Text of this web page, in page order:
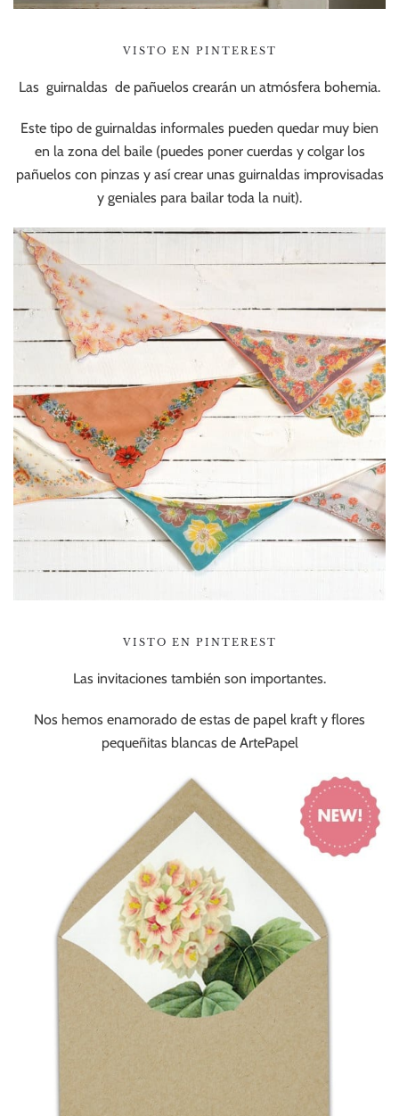
VISTO EN PINTEREST
Las guirnaldas de pañuelos crearán un atmósfera bohemia.
Este tipo de guirnaldas informales pueden quedar muy bien
en la zona del baile (puedes poner cuerdas y colgar los
pañuelos con pinzas y así crear unas guirnaldas improvisadas
y geniales para bailar toda la nuit).
VISTO EN PINTEREST
Las invitaciones también son importantes.
Nos hemos enamorado de estas de papel kraft y flores
pequeñitas blancas de ArtePapel